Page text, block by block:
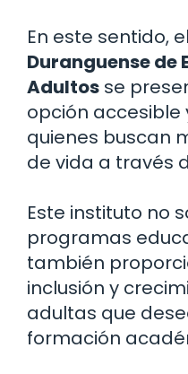
En este sentido, el
Duranguense de
Adultos se
opción accesible
quienes buscan
de vida a través
Este instituto no
programas
también
inclusión y
adultas que
formación